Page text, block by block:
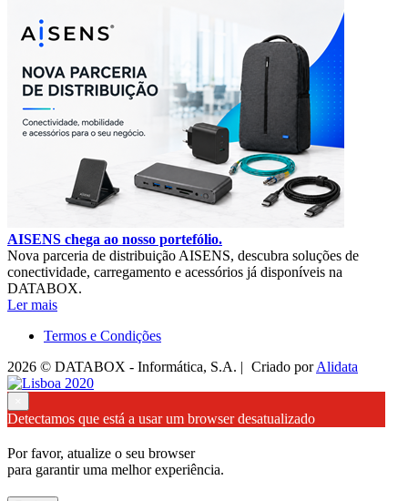
AISENS chega ao nosso portefólio.
Nova parceria de distribuição AISENS, descubra soluções de
conectividade, carregamento e acessórios já disponíveis na
DATABOX.
Ler mais
Termos e Condições
2026 © DATABOX - Informática, S.A. | Criado porAlidata
Detectamos que está a usar um browser desatualizado
Por favor, atualize o seu browser
para garantir uma melhor experiência.